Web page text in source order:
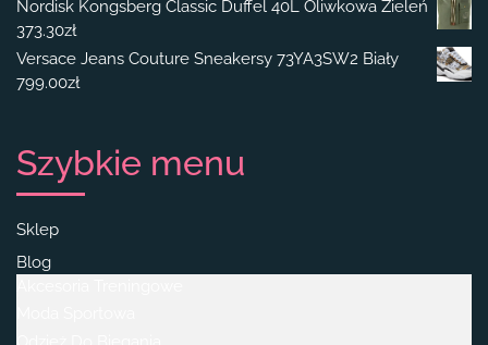
Nordisk Kongsberg Classic Duffel 40L Oliwkowa Zieleń
373.30zł
Versace Jeans Couture Sneakersy 73YA3SW2 Biały
799.00zł
Szybkie menu
Sklep
Blog